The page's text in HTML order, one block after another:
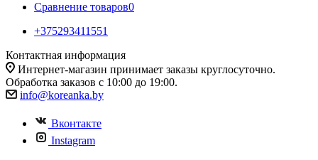
Сравнение товаров0
+375293411551
Контактная информация
Интернет-магазин принимает заказы круглосуточно.
Обработка заказов с 10:00 до 19:00.
info@koreanka.by
Вконтакте
Instagram